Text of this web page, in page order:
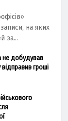
на яких
за...
не добудував
гроші